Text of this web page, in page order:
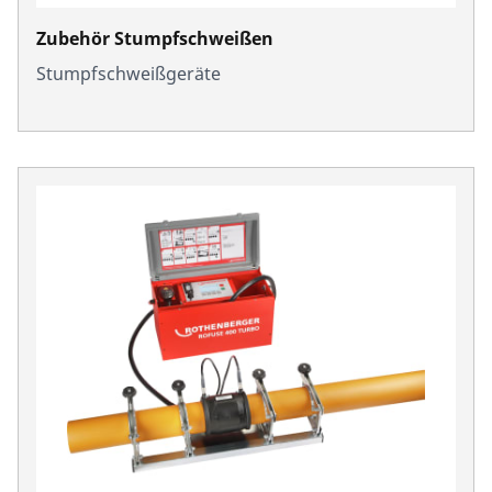
Zubehör Stumpfschweißen
Stumpfschweißgeräte